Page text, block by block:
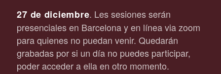
27 de diciembre. Les sesiones serán
presenciales en Barcelona y en línea via zoom
para quienes no puedan venir. Quedarán
grabadas por si un día no puedes participar,
poder acceder a ella en otro momento.